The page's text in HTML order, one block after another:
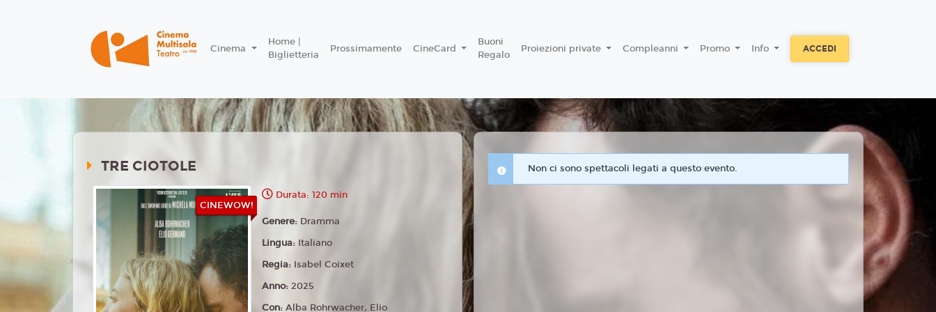
Cinema
Home |
Biglietteria
Prossimamente CineCard
Buoni
Regalo
Proiezioni private Compleanni Promo Info ACCEDI
TRE CIOTOLE
CINEWOW!
Durata: 120 min
Genere: Dramma
Lingua: Italiano
Regia: Isabel Coixet
Anno:2025
Con:Alba Rohrwacher, Elio
Non ci sono spettacoli legati a questo evento.